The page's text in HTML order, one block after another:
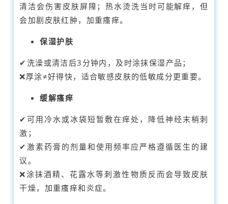
清洁会伤害皮肤屏障；热水烫洗当时可能解痒，但
会加剧皮肤红肿，加重瘙痒。
保湿护肤
✔ 洗澡或清洁后3分钟内，及时涂抹保湿产品；
❌厚涂≠好得快，适合敏感皮肤的低敏成分更重要。
缓解瘙痒
✔可用冷水或冰袋短暂敷在痒处，降低神经末梢刺
激；
✔激素药膏的剂量和使用频率应严格遵循医生的建
议。
❌涂抹酒精、花露水等刺激性物质反而会导致皮肤
干燥，加重瘙痒和炎症。